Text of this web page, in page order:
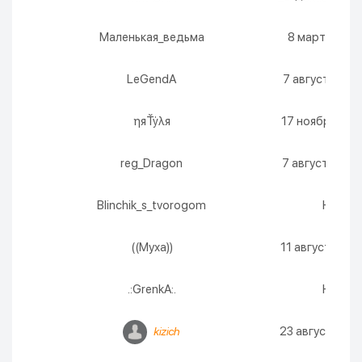
Маленькая_ведьма 8 марта 2027
LeGendA 7 августа
ηяŤẏλя 17 ноября
reg_Dragon 7 августа
Blinchik_s_tvorogom
((Муха)) 11 августа
.:GrenkA:.
kizich 23 августа